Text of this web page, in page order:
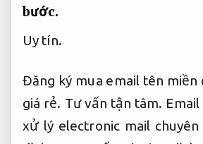
bước.
Uy tín.
Đăng ký mua email tên miền
giá rẻ. Tư vấn tận tâm.
xử lý electronic mail